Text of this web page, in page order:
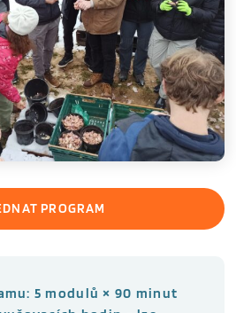
PROGRAM
5 modulů × 90 minut